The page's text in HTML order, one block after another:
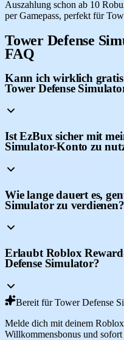
Auszahlung schon ab 10
per Gamepass, perfekt für
Tower Defense
FAQ
Kann ich wirklich
Tower Defense
Ist EzBux sicher mit
Simulator-Konto zu
Wie lange dauert es,
Simulator zu verdienen?
Erlaubt Roblox
Defense Simulator?
Bereit für Tower Defense
Melde dich mit deinem
Willkommensbonus und sofort